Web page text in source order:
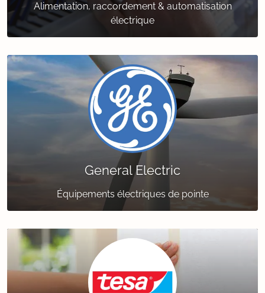
Alimentation, raccordement & automatisation
électrique
General Electric
Équipements électriques de pointe